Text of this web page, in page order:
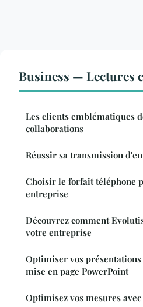
Business — Lectures
Les clients emblématiques
collaborations
Réussir sa transmission
Choisir le forfait téléphone
entreprise
Découvrez comment
votre entreprise
Optimiser vos présentations
mise en page PowerPoint
Optimisez vos mesures